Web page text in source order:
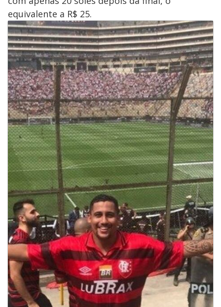
equivalente a R$ 25.